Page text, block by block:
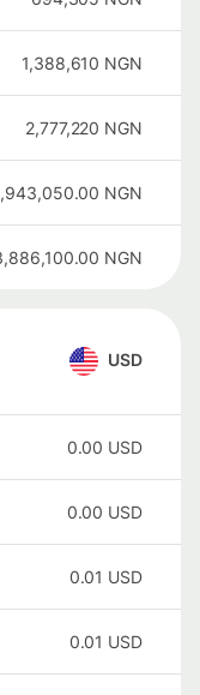
1,388,610 NGN
2,777,220 NGN
NGN
NGN
USD
0.00 USD
0.00 USD
0.01 USD
0.01 USD